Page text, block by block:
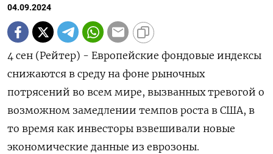
04.09.2024
4 сен (Рейтер) - Европейские фондовые индексы
снижаются в среду на фоне рыночных
потрясений во всем мире, вызванных тревогой о
возможном замедлении темпов роста в США, в
то время как инвесторы взвешивали новые
экономические данные из еврозоны.